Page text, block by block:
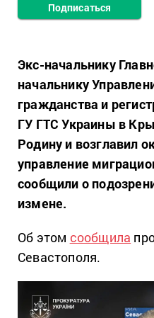
Подписаться
Экс-начальнику
начальнику
гражданства и
ГУ ГТС Украины в
Родину и возглавил
управление
сообщили о
измене.
Об этом сообщила
Севастополя.